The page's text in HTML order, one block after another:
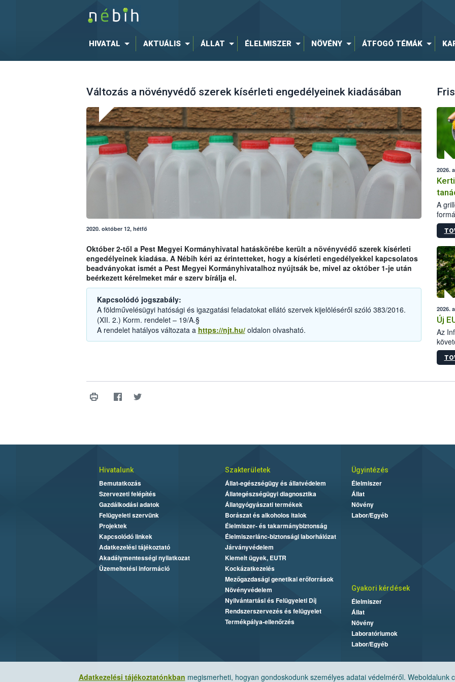
HIVATAL AKTUÁLIS ÁLLAT ÉLELMISZER NÖVÉNY ÁTFOGÓ TÉMÁK
Változás a növényvédő szerek kísérleti engedélyeinek kiadásában
2020. október 12, hétfő
Október 2-től a Pest Megyei Kormányhivatal hatáskörébe került a növényvédő szerek kísérleti
engedélyeinek kiadása. A Nébih kéri az érintetteket, hogy a kísérleti engedélyekkel kapcsolatos
beadványokat ismét a Pest Megyei Kormányhivatalhoz nyújtsák be, mivel az október 1-je után
beérkezett kérelmeket már e szerv bírálja el.
Kapcsolódó jogszabály:
A földművelésügyi hatósági és igazgatási feladatokat ellátó szervek kijelöléséről szóló 383/2016.
(XII. 2.) Korm. rendelet – 19/A.§
A rendelet hatályos változata a https://njt.hu/oldalon olvasható.
2026.
A
a
2026.
Új
Az
Adatkezelési tájékoztatónkban megismerheti, hogyan gondoskodunk személyes adatai védelméről. Weboldalunk
Hivatalunk
Bemutatkozás
Szervezeti felépítés
Gazdálkodási adatok
Felügyeleti szervünk
Projektek
Kapcsolódó linkek
Adatkezelési tájékoztató
Akadálymentességi nyilatkozat
Üzemeltetési információ
Szakterületek
Állat-egészségügy és állatvédelem
Állategészségügyi diagnosztika
Állatgyógyászati termékek
Borászat és alkoholos italok
Élelmiszer- és takarmánybiztonság
Élelmiszerlánc-biztonsági laborhálózat
Járványvédelem
Kiemelt ügyek, EUTR
Kockázatkezelés
Mezőgazdasági genetikai erőforrások
Növényvédelem
Nyilvántartási és Felügyeleti Díj
Rendszerszervezés és felügyelet
Termékpálya-ellenőrzés
Ügyintézés
Élelmiszer
Állat
Növény
Labor/Egyéb
Gyakori kérdések
Élelmiszer
Állat
Növény
Laboratóriumok
Labor/Egyéb